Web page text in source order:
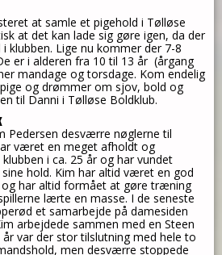
at samle et pigehold i Tølløse
at det kan lade sig gøre igen, da der
klubben. Lige nu kommer der 7-8
er i alderen fra 10 til 13 år (årgang
mandage og torsdage. Kom endelig
og drømmer om sjov, bold og
til Danni i Tølløse Boldklub.
Pedersen desværre nøglerne til
været en meget afholdt og
i ca. 25 år og har vundet
hold. Kim har altid været en god
har altid formået at gøre træning
lærte en masse. I de seneste
et samarbejde på damesiden
arbejdede sammen med en Steen
var der stor tilslutning med hele to
men desværre stoppede